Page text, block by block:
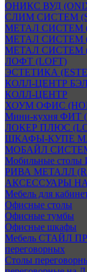
ОНИКС ВУД
СЛИМ СИСТЕМ
МЕТАЛ СИСТЕМ
МЕТАЛ СИСТЕМ
МЕТАЛ СИСТЕМ
ЛОФТ (LOFT)
ЭСТЕТИКА
КОЛЛ-ЦЕНТР
КОЛЛ-ЦЕНТР
ХОУМ ОФИС
Мини-кухня ФИТ
ЛОКЕР ПЛЮС
ШКАФЫ-КУПЕ
МОБАЙЛ СИСТЕМ
Мобильные
РИВА МЕТАЛЛ
АКСЕССУАРЫ
Мебель для
Офисные столы
Офисные тумбы
Офисные шкафы
Мебель СТАЙЛ
переговорных
Столы